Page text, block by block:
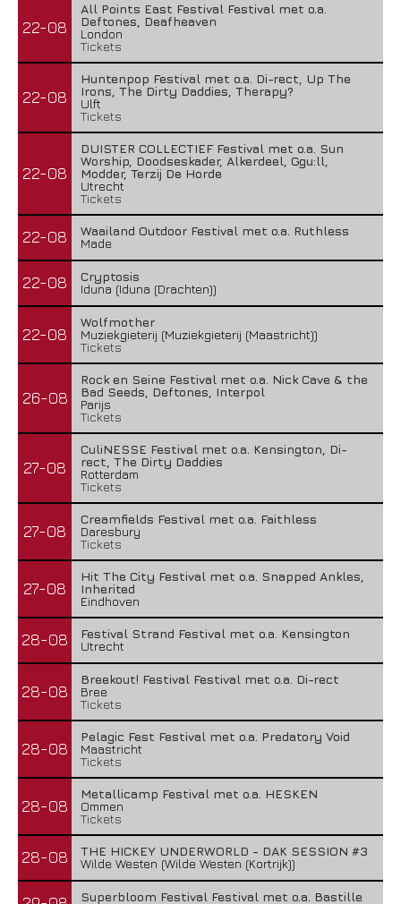
22-08
All Points East Festival Festival met o.a.
Deftones, Deafheaven
London
Tickets
22-08
Huntenpop Festival met o.a. Di-rect, Up The
Irons, The Dirty Daddies, Therapy?
Ulft
Tickets
22-08
DUISTER COLLECTIEF Festival met o.a. Sun
Worship, Doodseskader, Alkerdeel, Ggu:ll,
Modder, Terzij De Horde
Utrecht
Tickets
22-08
Waailand Outdoor Festival met o.a. Ruthless
Made
22-08
Cryptosis
Iduna (Iduna (Drachten))
22-08
Wolfmother
Muziekgieterij (Muziekgieterij (Maastricht))
Tickets
26-08
Rock en Seine Festival met o.a. Nick Cave & the
Bad Seeds, Deftones, Interpol
Parijs
Tickets
27-08
CuliNESSE Festival met o.a. Kensington, Di-
rect, The Dirty Daddies
Rotterdam
Tickets
27-08
Creamfields Festival met o.a. Faithless
Daresbury
Tickets
27-08
Hit The City Festival met o.a. Snapped Ankles,
Inherited
Eindhoven
28-08
Festival Strand Festival met o.a. Kensington
Utrecht
28-08
Breekout! Festival Festival met o.a. Di-rect
Bree
Tickets
28-08
Pelagic Fest Festival met o.a. Predatory Void
Maastricht
Tickets
28-08
Metallicamp Festival met o.a. HESKEN
Ommen
Tickets
28-08
THE HICKEY UNDERWORLD - DAK SESSION #3
Wilde Westen (Wilde Westen (Kortrijk))
Superbloom Festival Festival met o.a. Bastille